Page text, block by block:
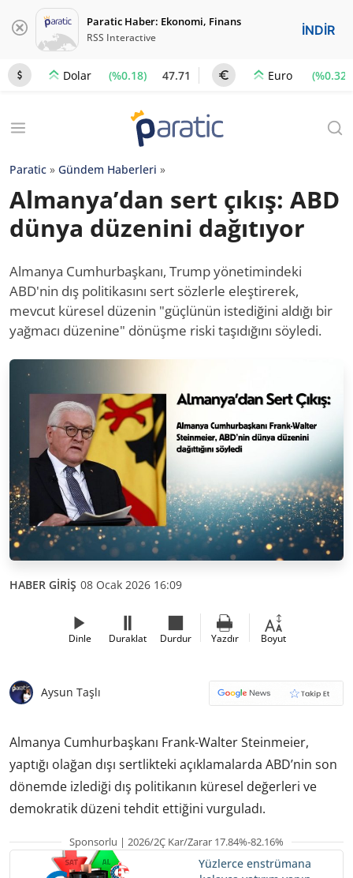
Paratic Haber: Ekonomi, Finans
RSS Interactive İNDİR
Dolar (%0.18) 47.71 Euro (%0.32)
Paratic » Gündem Haberleri »
Almanya’dan sert çıkış: ABD
dünya düzenini dağıtıyor
Almanya Cumhurbaşkanı, Trump yönetimindeki
ABD'nin dış politikasını sert sözlerle eleştirerek,
mevcut küresel düzenin "güçlünün istediğini aldığı bir
yağmacı düzenine" dönüşme riski taşıdığını söyledi.
HABER GİRİŞ 08 Ocak 2026 16:09
Dinle Duraklat Durdur Yazdır Boyut
Aysun Taşlı
Almanya Cumhurbaşkanı Frank-Walter Steinmeier,
yaptığı olağan dışı sertlikteki açıklamalarda ABD’nin son
dönemde izlediği dış politikanın küresel değerleri ve
demokratik düzeni tehdit ettiğini vurguladı.
Sponsorlu | 2026/2Ç Kar/Zarar 17.84%-82.16%
Yüzlerce enstrümana